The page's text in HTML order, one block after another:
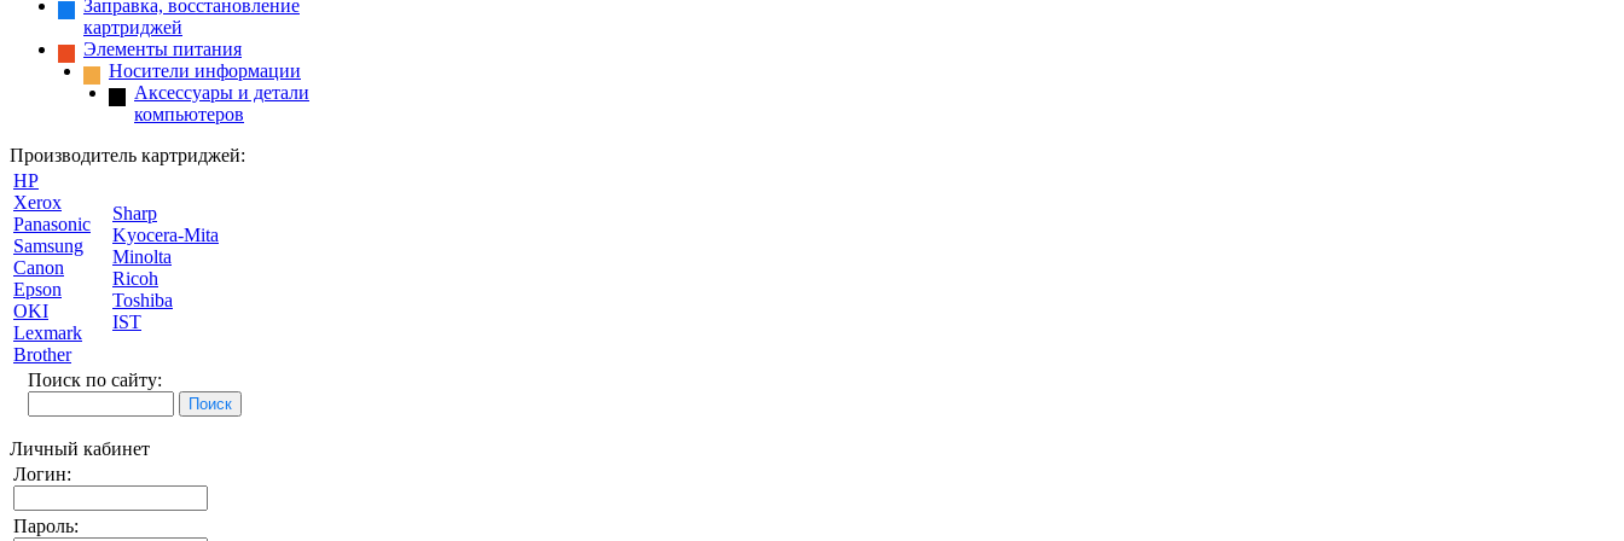
Заправка, восстановление
картриджей
Элементы питания
Носители информации
Аксессуары и детали
компьютеров
Производитель картриджей:
HP
Xerox
Panasonic
Samsung
Canon
Epson
OKI
Lexmark
Brother
Sharp
Kyocera-Mita
Minolta
Ricoh
Toshiba
IST
Поиск по сайту:
Личный кабинет
Логин:
Пароль: